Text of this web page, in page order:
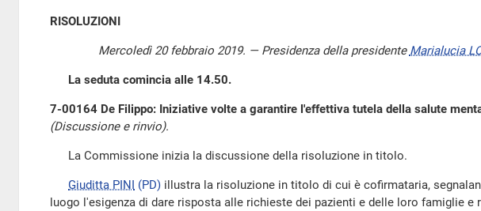
RISOLUZIONI
Mercoledì 20 febbraio 2019. — Presidenza della presidente Marialucia
La seduta comincia alle 14.50.
7-00164 De Filippo: Iniziative volte a garantire l'effettiva tutela della salute
(Discussione e rinvio).
La Commissione inizia la discussione della risoluzione in titolo.
Giuditta PINI (PD) illustra la risoluzione in titolo di cui è cofirmataria,
luogo l'esigenza di dare risposta alle richieste dei pazienti e delle loro famiglie e